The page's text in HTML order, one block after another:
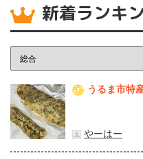
新着ランキ
1 うるま市特
やーはー